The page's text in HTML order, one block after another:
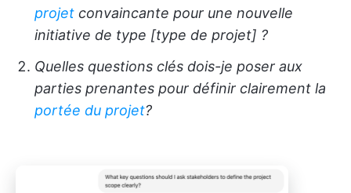
projet convaincante pour une nouvelle
initiative de type [type de projet] ?
Quelles questions clés dois-je poser aux
parties prenantes pour définir clairement la
portée du projet?